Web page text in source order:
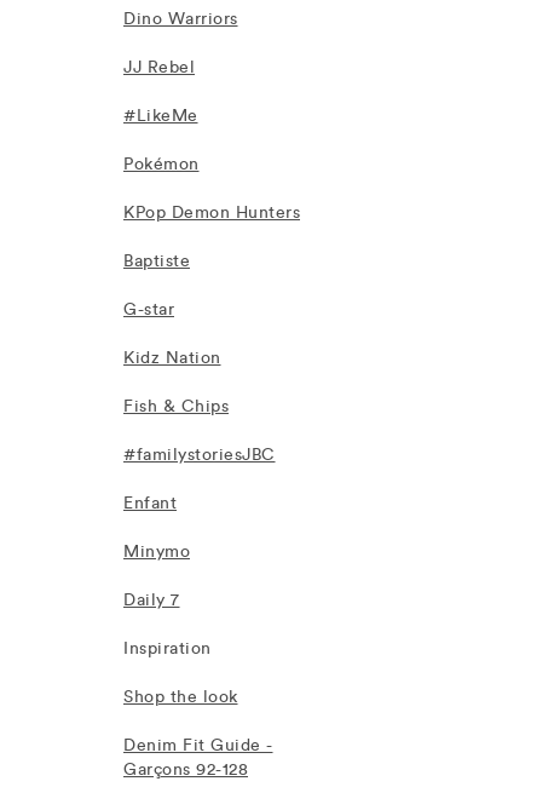
Dino Warriors
JJ Rebel
#LikeMe
Pokémon
KPop Demon Hunters
Baptiste
G-star
Kidz Nation
Fish & Chips
#familystoriesJBC
Enfant
Minymo
Daily 7
Inspiration
Shop the look
Denim Fit Guide -
Garçons 92-128